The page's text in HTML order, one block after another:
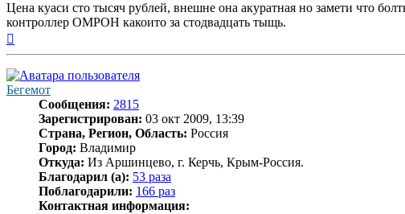
Цена куаси сто тысяч рублей, внешне она акуратная но замети что
контроллер ОМРОН какоито за стодвадцать тыщь.
Бегемот
Сообщения: 2815
Зарегистрирован: 03 окт 2009, 13:39
Страна, Регион, Область: Россия
Город: Владимир
Откуда: Из Аршинцево, г. Керчь, Крым-Россия.
Благодарил (а): 53 раза
Поблагодарили: 166 раз
Контактная информация: